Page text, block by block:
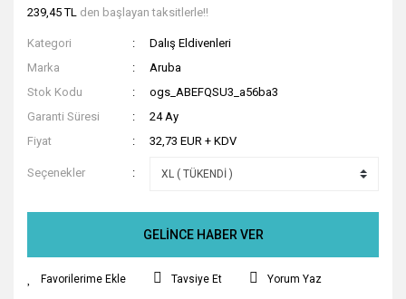
239,45 TL den başlayan taksitlerle!!
Kategori
Dalış Eldivenleri
Marka
Aruba
Stok Kodu
ogs_ABEFQSU3_a56ba3
Garanti Süresi
24 Ay
Fiyat
32,73 EUR + KDV
Seçenekler
GELİNCE HABER VER
Tavsiye Et Yorum Yaz